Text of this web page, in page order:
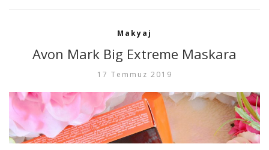
Makyaj
Avon Mark Big Extreme Maskara
17 Temmuz 2019